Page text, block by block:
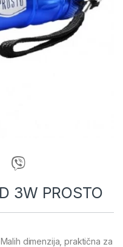
3W PROSTO
dimenzija, praktična za